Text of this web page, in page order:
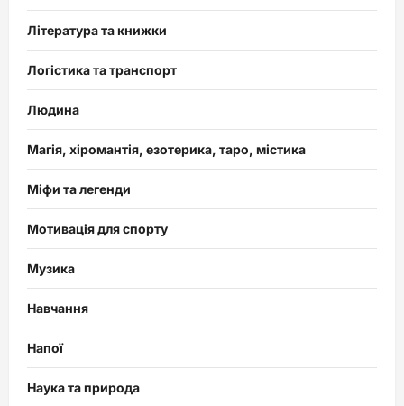
Література та книжки
Логістика та транспорт
Людина
Магія, хіромантія, езотерика, таро, містика
Міфи та легенди
Мотивація для спорту
Музика
Навчання
Напої
Наука та природа